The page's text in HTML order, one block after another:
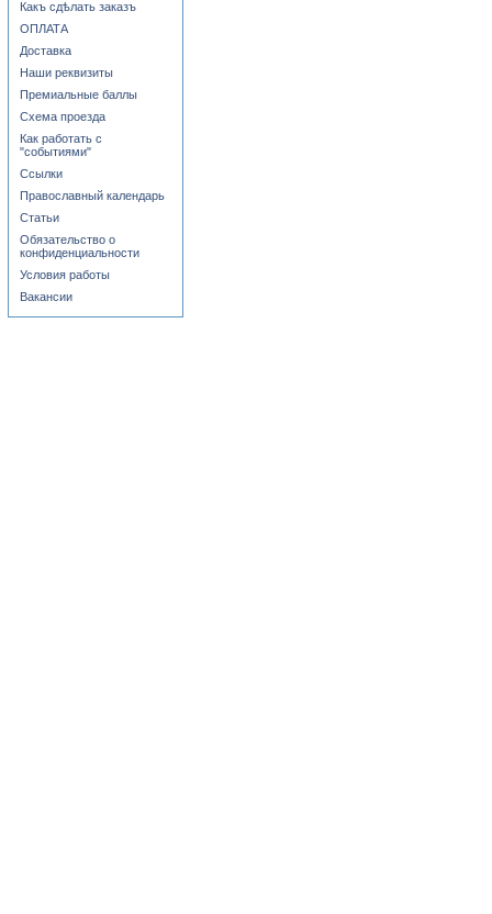
Какъ сдѣлать заказъ
ОПЛАТА
Доставка
Наши реквизиты
Премиальные баллы
Схема проезда
Как работать с
"событиями"
Ссылки
Православный календарь
Статьи
Обязательство о
конфиденциальности
Условия работы
Вакансии